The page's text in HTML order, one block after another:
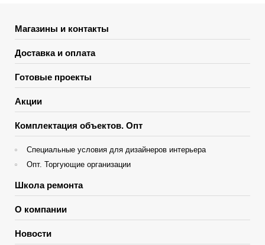
Магазины и контакты
Доставка и оплата
Готовые проекты
Акции
Комплектация объектов. Опт
Специальные условия для дизайнеров интерьера
Опт. Торгующие организации
Школа ремонта
О компании
Новости